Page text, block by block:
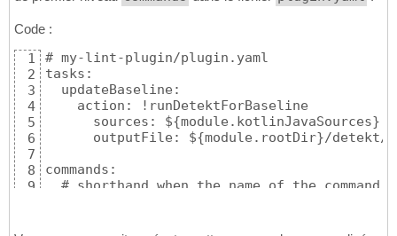
Code :
1
2
3
4
5
6
7
8
9
# my-lint-plugin/plugin.yaml
tasks:
  updateBaseline:
    action: !runDetektForBaseline
      sources: ${module.kotlinJavaSources}
outputFile: ${module.rootDir}/detekt/
commands:
# shorthand when the name of the command